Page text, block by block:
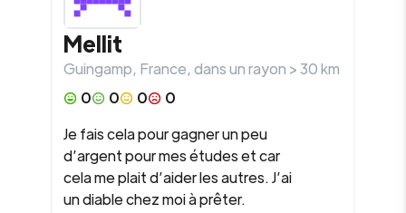
Mellit
Guingamp, France, dans un rayon >30km
0
0 0
0
Je fais cela pour gagner un peu
d’argent pour mes études et car
cela me plait d’aider les autres. J’ai
un diable chez moi à prêter.